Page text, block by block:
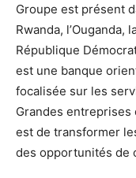
Groupe est présent
Rwanda, l’Ouganda,
République
est une banque
focalisée sur les
Grandes
est de transformer
des opportunités de